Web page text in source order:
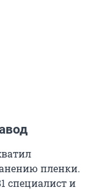
пленки.
специалист и